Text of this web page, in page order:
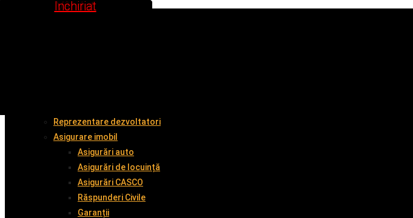
Reprezentare dezvoltatori
Asigurare imobil
Asigurări auto
Asigurări de locuință
Asigurări CASCO
Răspunderi Civile
Garanții
Vândut
Vândut
Vândut
Vândut
Vândut
Vândut
Inchiriat
Inchiriat